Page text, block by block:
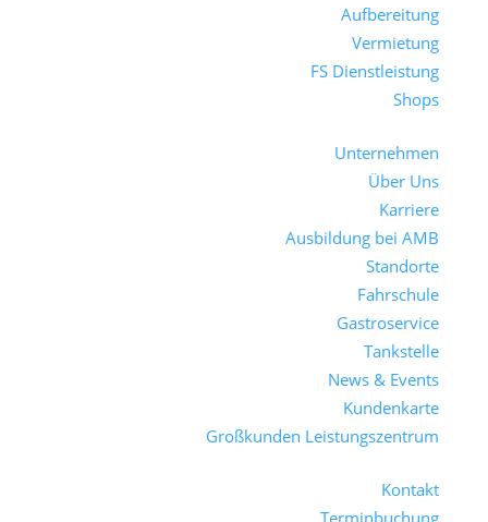
Aufbereitung
Vermietung
FS Dienstleistung
Shops
Unternehmen
Über Uns
Karriere
Ausbildung bei AMB
Standorte
Fahrschule
Gastroservice
Tankstelle
News & Events
Kundenkarte
Großkunden Leistungszentrum
Kontakt
Terminbuchung